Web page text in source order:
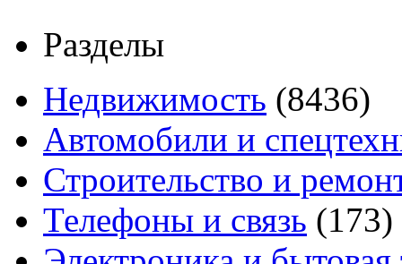
Разделы
Недвижимость (8436)
Автомобили и
Строительство и
Телефоны и связь (173)